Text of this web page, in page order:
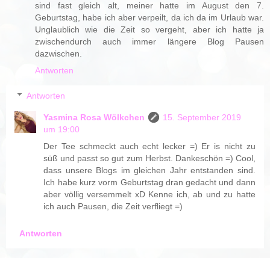
sind fast gleich alt, meiner hatte im August den 7.
Geburtstag, habe ich aber verpeilt, da ich da im Urlaub war.
Unglaublich wie die Zeit so vergeht, aber ich hatte ja
zwischendurch auch immer längere Blog Pausen
dazwischen.
Antworten
Antworten
Yasmina Rosa Wölkchen
15. September 2019
um 19:00
Der Tee schmeckt auch echt lecker =) Er is nicht zu
süß und passt so gut zum Herbst. Dankeschön =) Cool,
dass unsere Blogs im gleichen Jahr entstanden sind.
Ich habe kurz vorm Geburtstag dran gedacht und dann
aber völlig versemmelt xD Kenne ich, ab und zu hatte
ich auch Pausen, die Zeit verfliegt =)
Antworten